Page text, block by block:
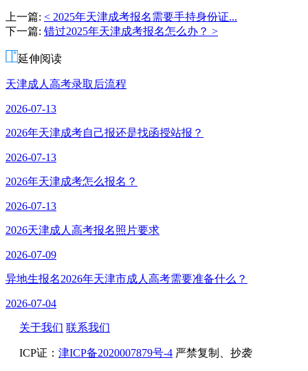
老
师
上一篇: < 2025年天津成考报名需要手持身份证...
下一篇: 错过2025年天津成考报名怎么办？ >
延伸阅读
天津成人高考录取后流程
2026-07-13
2026年天津成考自己报还是找函授站报？
2026-07-13
2026年天津成考怎么报名？
2026-07-13
2026天津成人高考报名照片要求
2026-07-09
异地生报名2026年天津市成人高考需要准备什么？
2026-07-04
关于我们 联系我们
ICP证： 津ICP备2020007879号-4 严禁复制、抄袭